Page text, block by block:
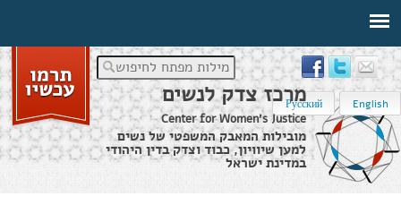
מילות מפתח לחיפוש
English
Русский
מרכז צדק לנשים
Center for Women's Justice
מובילות המאבק המשפטי של נשים
למען שיוויון, כבוד וצדק בדין היהודי
במדינת ישראל